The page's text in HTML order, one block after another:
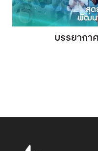
บรรยากา